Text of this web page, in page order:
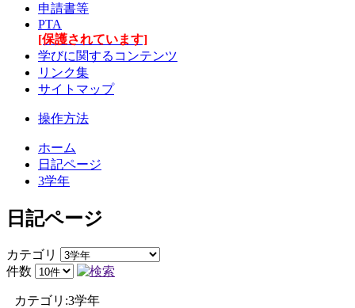
申請書等
PTA
[保護されています]
学びに関するコンテンツ
リンク集
サイトマップ
操作方法
ホーム
日記ページ
3学年
日記ページ
カテゴリ
件数
カテゴリ:3学年